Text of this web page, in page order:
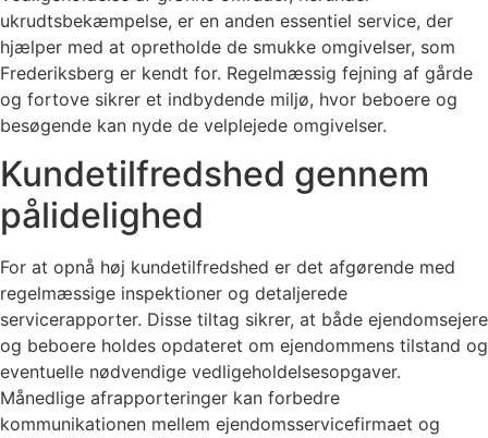
ukrudtsbekæmpelse, er en anden essentiel service, der
hjælper med at opretholde de smukke omgivelser, som
Frederiksberg er kendt for. Regelmæssig fejning af gårde
og fortove sikrer et indbydende miljø, hvor beboere og
besøgende kan nyde de velplejede omgivelser.
Kundetilfredshed gennem
pålidelighed
For at opnå høj kundetilfredshed er det afgørende med
regelmæssige inspektioner og detaljerede
servicerapporter. Disse tiltag sikrer, at både ejendomsejere
og beboere holdes opdateret om ejendommens tilstand og
eventuelle nødvendige vedligeholdelsesopgaver.
Månedlige afrapporteringer kan forbedre
kommunikationen mellem ejendomsservicefirmaet og